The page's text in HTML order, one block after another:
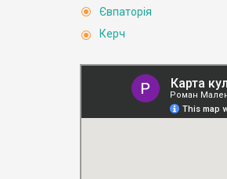
Євпаторія
Керч